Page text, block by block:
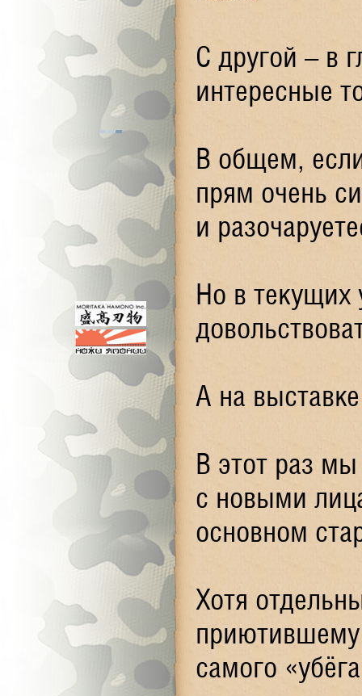
С другой – в
интересные
В общем,
прям очень
и
Но в текущих
А на
В этот раз
с новыми
основном
Хотя
приютившему
самого